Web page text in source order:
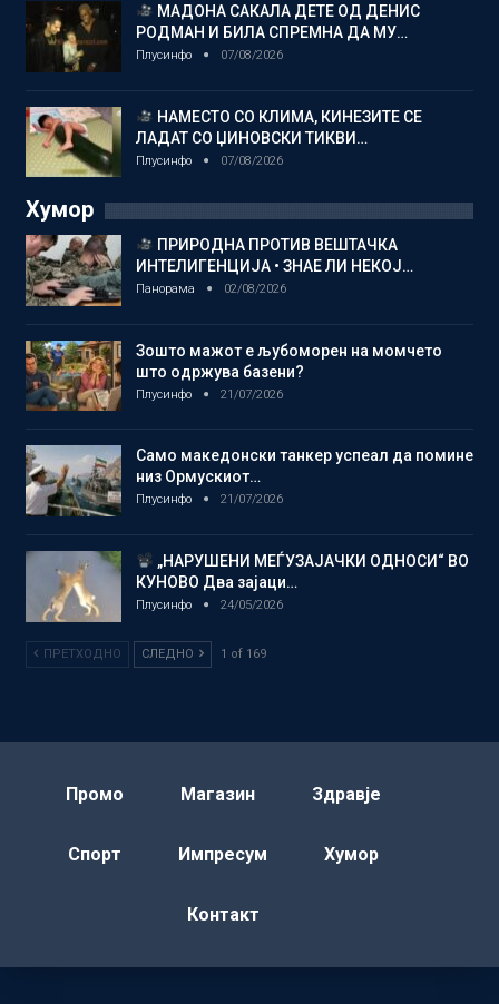
МАДОНА САКАЛА ДЕТЕ ОД ДЕНИС
РОДМАН И БИЛА СПРЕМНА ДА МУ…
Плусинфо 07/08/2026
НАМЕСТО СО КЛИМА, КИНЕЗИТЕ СЕ
ЛАДАТ СО ЏИНОВСКИ ТИКВИ…
Плусинфо 07/08/2026
Хумор
ПРИРОДНА ПРОТИВ ВЕШТАЧКА
ИНТЕЛИГЕНЦИЈА • ЗНАЕ ЛИ НЕКОЈ…
Панорама 02/08/2026
Зошто мажот е љубоморен на момчето
што одржува базени?
Плусинфо 21/07/2026
Само македонски танкер успеал да помине
низ Ормускиот…
Плусинфо 21/07/2026
„НАРУШЕНИ МЕЃУЗАЈАЧКИ ОДНОСИ“ ВО
КУНОВО Два зајаци…
Плусинфо 24/05/2026
ПРЕТХОДНО СЛЕДНО 1 of 169
Промо Магазин Здравје
Спорт Импресум Хумор
Контакт